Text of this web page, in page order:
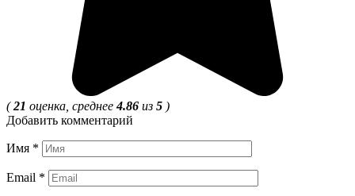
(21 оценка, среднее4.86 из 5 )
Добавить комментарий
Имя *
Email *